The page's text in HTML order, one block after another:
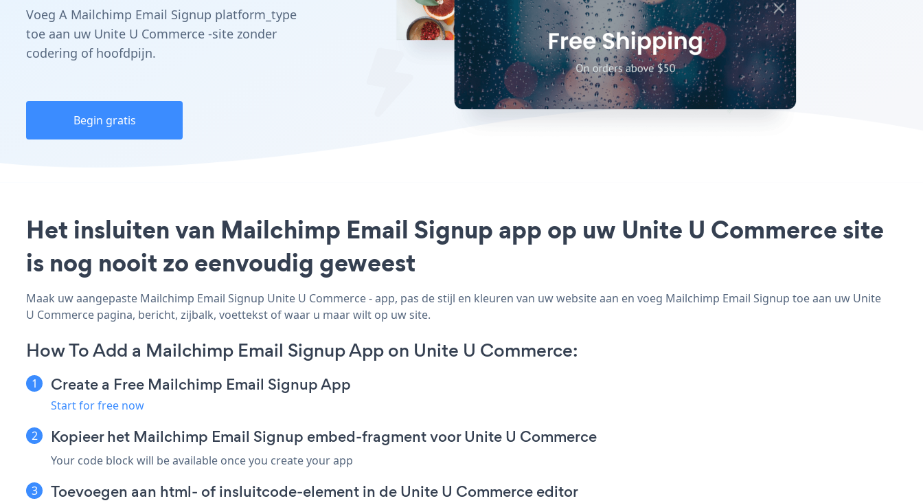
Voeg A Mailchimp Email Signup platform_type
toe aan uw Unite U Commerce -site zonder
codering of hoofdpijn.
Begin gratis
Het insluiten van Mailchimp Email Signup app op uw Unite U Commerce site
is nog nooit zo eenvoudig geweest
Maak uw aangepaste Mailchimp Email Signup Unite U Commerce - app, pas de stijl en kleuren van uw website aan en voeg Mailchimp Email Signup toe aan uw Unite
U Commerce pagina, bericht, zijbalk, voettekst of waar u maar wilt op uw site.
How To Add a Mailchimp Email Signup App on Unite U Commerce:
Create a Free Mailchimp Email Signup App
Start for free now
Kopieer het Mailchimp Email Signup embed-fragment voor Unite U Commerce
Your code block will be available once you create your app
Toevoegen aan html- of insluitcode-element in de Unite U Commerce editor